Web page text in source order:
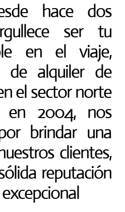
hace dos
ser tu
en el viaje,
de alquiler de
el sector norte
en 2004, nos
brindar una
clientes,
reputación